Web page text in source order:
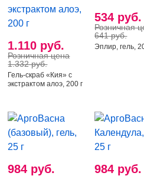
1.110 руб.
Розничная цена
1.332 руб.
Гель-скраб «Кия» с
экстрактом алоэ, 200 г
534 руб.
Розничная
641 руб.
Эплир, гель,
984 руб. 984 руб.